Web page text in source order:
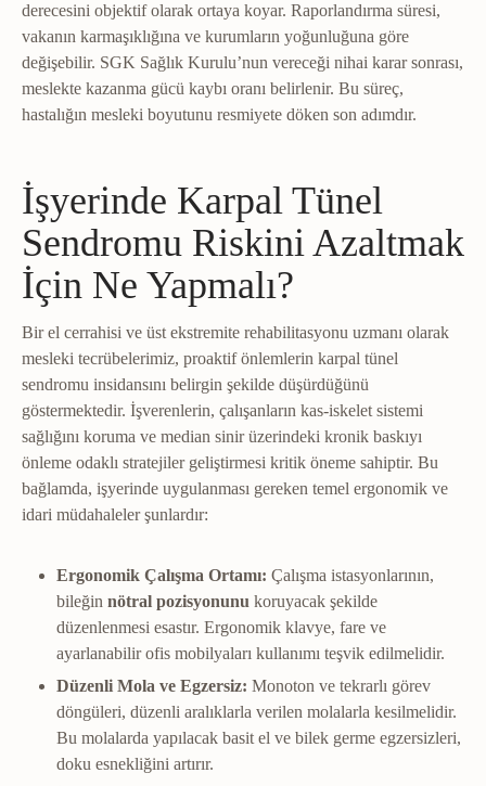
derecesini objektif olarak ortaya koyar. Raporlandırma süresi,
vakanın karmaşıklığına ve kurumların yoğunluğuna göre
değişebilir. SGK Sağlık Kurulu’nun vereceği nihai karar sonrası,
meslekte kazanma gücü kaybı oranı belirlenir. Bu süreç,
hastalığın mesleki boyutunu resmiyete döken son adımdır.
İşyerinde Karpal Tünel
Sendromu Riskini Azaltmak
İçin Ne Yapmalı?
Bir el cerrahisi ve üst ekstremite rehabilitasyonu uzmanı olarak
mesleki tecrübelerimiz, proaktif önlemlerin karpal tünel
sendromu insidansını belirgin şekilde düşürdüğünü
göstermektedir. İşverenlerin, çalışanların kas-iskelet sistemi
sağlığını koruma ve median sinir üzerindeki kronik baskıyı
önleme odaklı stratejiler geliştirmesi kritik öneme sahiptir. Bu
bağlamda, işyerinde uygulanması gereken temel ergonomik ve
idari müdahaleler şunlardır:
Ergonomik Çalışma Ortamı: Çalışma istasyonlarının,
bileğin nötral pozisyonunu koruyacak şekilde
düzenlenmesi esastır. Ergonomik klavye, fare ve
ayarlanabilir ofis mobilyaları kullanımı teşvik edilmelidir.
Düzenli Mola ve Egzersiz: Monoton ve tekrarlı görev
döngüleri, düzenli aralıklarla verilen molalarla kesilmelidir.
Bu molalarda yapılacak basit el ve bilek germe egzersizleri,
doku esnekliğini artırır.